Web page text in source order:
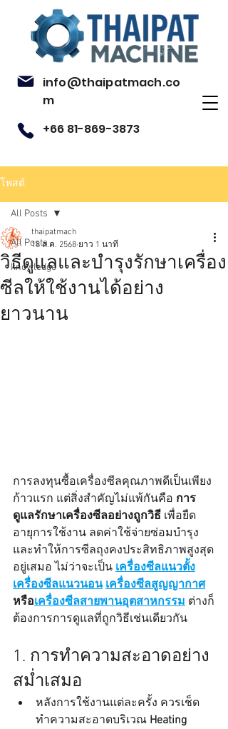
info@thaipatmach.co
m
+66 81-869-3873
โพสต์
All Posts
knowledge
All Posts
วิธีดูแลและบำรุงรักษาเครื่อง
ซีลให้ใช้งานได้อย่าง
ยาวนาน
thaipatmach
18 ส.ค. 2568 ยาว 1 นาที
การลงทุนซื้อเครื่องซีลคุณภาพดีเป็นเพียง
ก้าวแรก แต่สิ่งสำคัญไม่แพ้กันคือ การ
ดูแลรักษาเครื่องซีลอย่างถูกวิธี เพื่อยืด
อายุการใช้งาน ลดค่าใช้จ่ายซ่อมบำรุง
และทำให้การซีลถุงคงประสิทธิภาพสูงสุด
อยู่เสมอ ไม่ว่าจะเป็น เครื่องซีลแนวตั้ง
เครื่องซีลแนวนอน เครื่องซีลสูญญากาศ
หรือเครื่องซีลสายพานอุตสาหกรรม ต่างก็
ต้องการการดูแลที่ถูกวิธีเช่นเดียวกัน
1. การทำความสะอาดอย่าง
สม่ำเสมอ
หลังการใช้งานแต่ละครั้ง ควรเช็ด
ทำความสะอาดบริเวณ Heating